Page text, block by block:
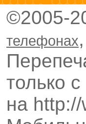
©2005-
телефонах
только
на